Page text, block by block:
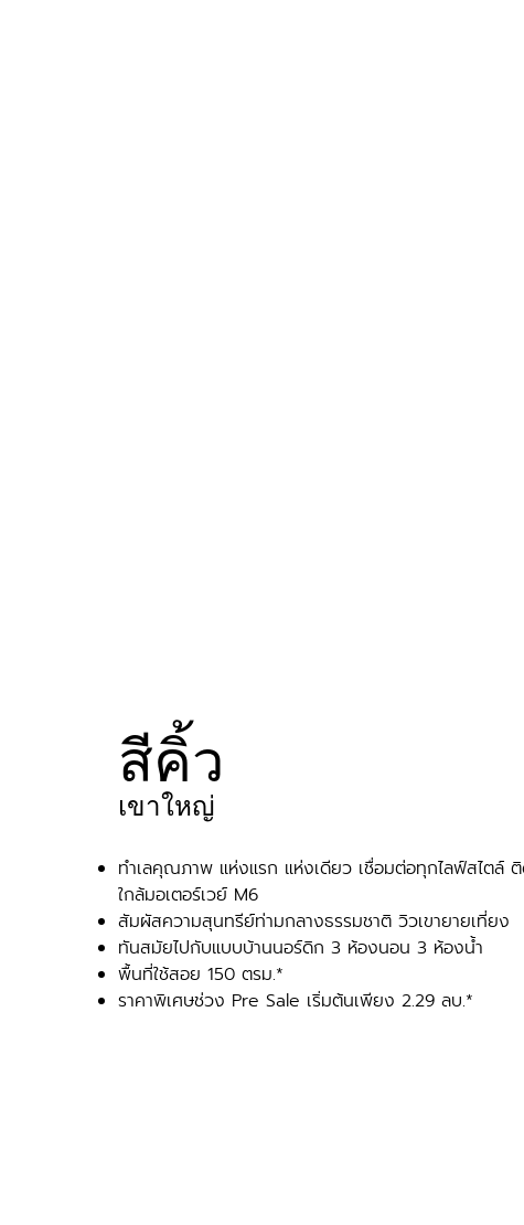
เขาใหญ่
สีคิ้ว
ทำเลคุณภาพ แห่งแรก แห่งเดียว เชื่อมต่อทุกไลฟ์สไตล์
ใกล้มอเตอร์เวย์ M6
สัมผัสความสุนทรีย์ท่ามกลางธรรมชาติ วิวเขายายเที่ยง
ทันสมัยไปกับแบบบ้านนอร์ดิก 3 ห้องนอน 3 ห้องน้ำ
พื้นที่ใช้สอย 150 ตรม.*
ราคาพิเศษช่วง Pre Sale เริ่มต้นเพียง 2.29 ลบ.*